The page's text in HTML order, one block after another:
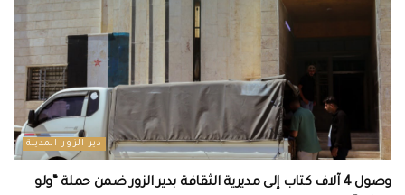
دير الزور المدينة
وصول 4 آلاف كتاب إلى مديرية الثقافة بدير الزور ضمن حملة “ولو